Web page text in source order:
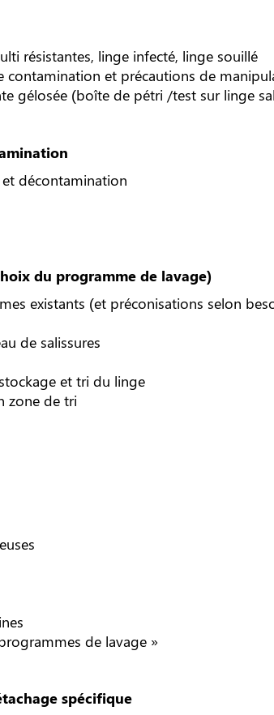
résistantes, linge infecté, linge souillé
contamination et précautions de
gélosée (boîte de pétri /test sur linge
et décontamination
du programme de lavage)
existants (et préconisations selon
de salissures
et tri du linge
zone de tri
de lavage »
spécifique